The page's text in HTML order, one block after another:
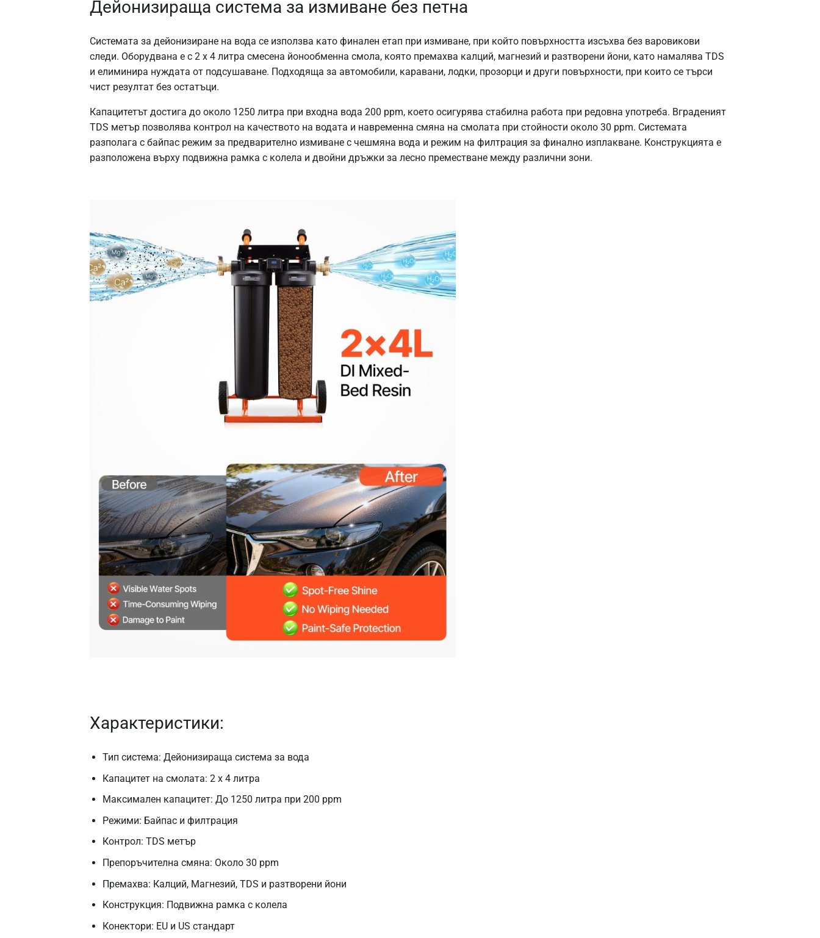
Дейонизираща система за измиване без петна
Системата за дейонизиране на вода се използва като финален етап при измиване, при който повърхността изсъхва без варовикови
следи. Оборудвана е с 2 x 4 литра смесена йонообменна смола, която премахва калций, магнезий и разтворени йони, като намалява TDS
и елиминира нуждата от подсушаване. Подходяща за автомобили, каравани, лодки, прозорци и други повърхности, при които се търси
чист резултат без остатъци.
Капацитетът достига до около 1250 литра при входна вода 200 ppm, което осигурява стабилна работа при редовна употреба. Вграденият
TDS метър позволява контрол на качеството на водата и навременна смяна на смолата при стойности около 30 ppm. Системата
разполага с байпас режим за предварително измиване с чешмяна вода и режим на филтрация за финално изплакване. Конструкцията е
разположена върху подвижна рамка с колела и двойни дръжки за лесно преместване между различни зони.
Характеристики:
Тип система: Дейонизираща система за вода
Капацитет на смолата: 2 x 4 литра
Максимален капацитет: До 1250 литра при 200 ppm
Режими: Байпас и филтрация
Контрол: TDS метър
Препоръчителна смяна: Около 30 ppm
Премахва: Калций, Магнезий, TDS и разтворени йони
Конструкция: Подвижна рамка с колела
Конектори: EU и US стандарт